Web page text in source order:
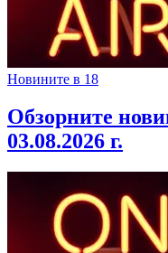
Новините в 18
Обзорните
03.08.2026 г.